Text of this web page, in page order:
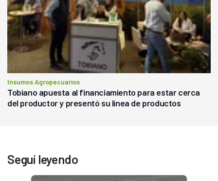
Insumos Agropecuarios
Tobiano apuesta al financiamiento para estar cerca
del productor y presentó su línea de productos
Seguí leyendo